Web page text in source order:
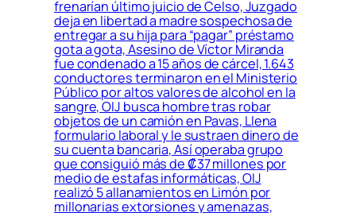
frenarían último juicio de Celso, Juzgado
deja en libertad a madre sospechosa de
entregar a su hija para “pagar” préstamo
gota a gota, Asesino de Víctor Miranda
fue condenado a 15 años de cárcel, 1.643
conductores terminaron en el Ministerio
Público por altos valores de alcohol en la
sangre, OIJ busca hombre tras robar
objetos de un camión en Pavas, Llena
formulario laboral y le sustraen dinero de
su cuenta bancaria, Así operaba grupo
que consiguió más de ₡37 millones por
medio de estafas informáticas, OIJ
realizó 5 allanamientos en Limón por
millonarias extorsiones y amenazas,